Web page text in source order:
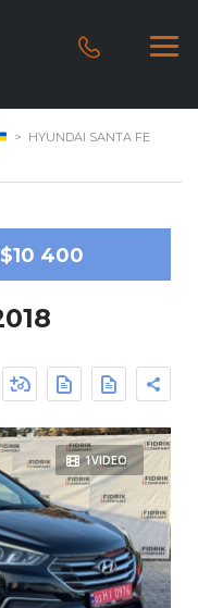
> HYUNDAI SANTA FE
$10 400
1VIDEO